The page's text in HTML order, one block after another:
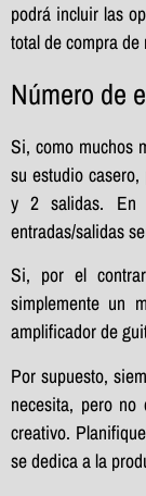
podrá incluir las
total de compra
Número de
Si, como muchos
su estudio
y 2 salidas. En
entradas/salidas
Si, por el
simplemente un
amplificador de
Por supuesto,
necesita, pero
creativo.
se dedica a la